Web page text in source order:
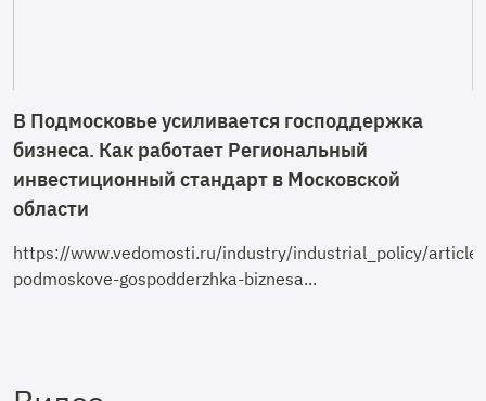
В Подмосковье усиливается господдержка
бизнеса. Как работает Региональный
инвестиционный стандарт в Московской
области
https://www.vedomosti.ru/industry/industrial_policy/
podmoskove-gospodderzhka-biznesa...